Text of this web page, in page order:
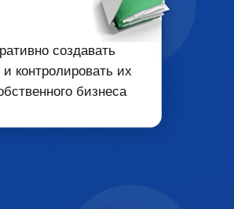
создавать
и контролировать их
бизнеса